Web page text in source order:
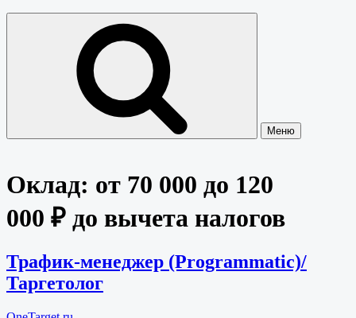
Меню
Оклад: от 70 000 до 120
000 ₽ до вычета налогов
Трафик-менеджер (Programmatic)/
Таргетолог